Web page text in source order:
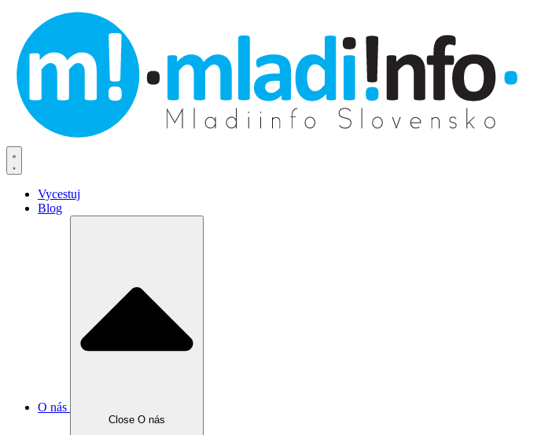
Vycestuj
Blog
O nás
Close O nás